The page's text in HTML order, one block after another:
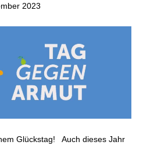
2023
Glückstag! Auch dieses Jahr